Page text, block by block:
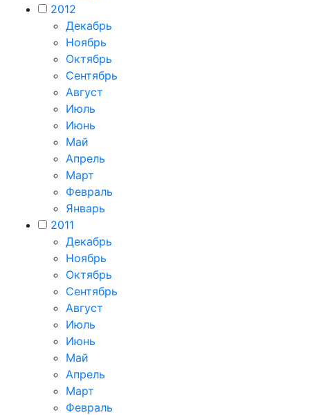
2012
Декабрь
Ноябрь
Октябрь
Сентябрь
Август
Июль
Июнь
Май
Апрель
Март
Февраль
Январь
2011
Декабрь
Ноябрь
Октябрь
Сентябрь
Август
Июль
Июнь
Май
Апрель
Март
Февраль